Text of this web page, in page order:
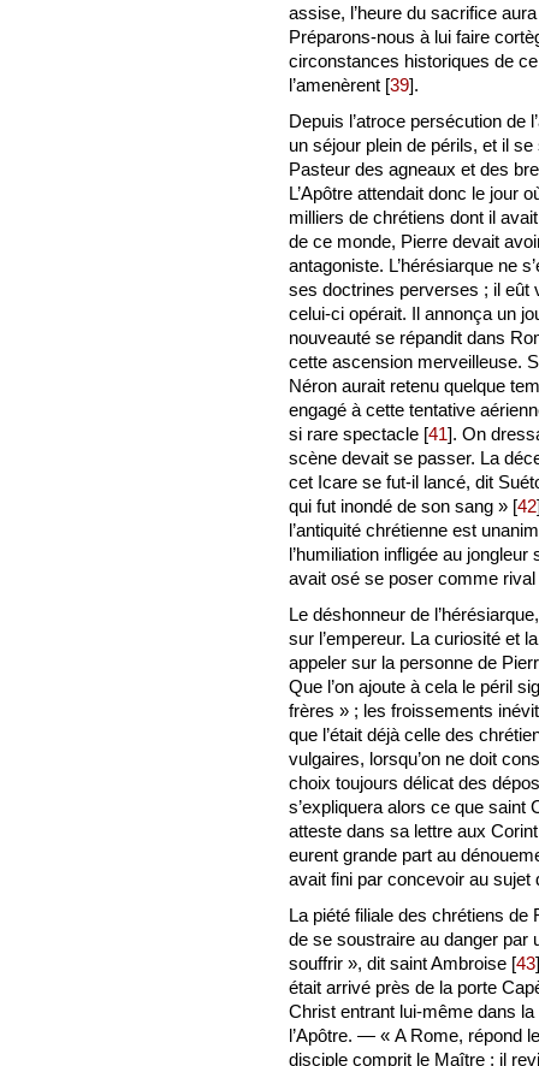
assise, l’heure du sacrifice
Préparons-nous à lui faire
circonstances historiques de
l’amenèrent [39].
Depuis l’atroce persécution de
un séjour plein de périls, et il
Pasteur des agneaux et des
L’Apôtre attendait donc le jour
milliers de chrétiens dont il
de ce monde, Pierre devait
antagoniste. L’hérésiarque ne
ses doctrines perverses ; il eût
celui-ci opérait. Il annonça un
nouveauté se répandit dans
cette ascension merveilleuse.
Néron aurait retenu quelque
engagé à cette tentative
si rare spectacle [41]. On
scène devait se passer. La
cet Icare se fut-il lancé, dit
qui fut inondé de son sang » [42
l’antiquité chrétienne est
l’humiliation infligée au
avait osé se poser comme
Le déshonneur de
sur l’empereur. La curiosité et
appeler sur la personne de
Que l’on ajoute à cela le péril
frères » ; les froissements
que l’était déjà celle des
vulgaires, lorsqu’on ne doit
choix toujours délicat des
s’expliquera alors ce que saint
atteste dans sa lettre aux
eurent grande part au
avait fini par concevoir au sujet
La piété filiale des chrétiens de
de se soustraire au danger par
souffrir », dit saint Ambroise [43]
était arrivé près de la porte
Christ entrant lui-même dans
l’Apôtre. — « A Rome, répond
disciple comprit le Maître ; il